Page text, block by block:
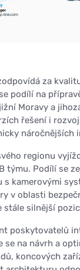
za
podílí na
Moravy a
řešení i
náročnějších
regionu
týmu. Podílí se
kamerovými
v oblasti
stále silnější
poskytovatelů
se na návrh a
koncových